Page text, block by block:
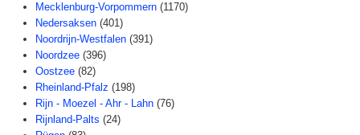
Mecklenburg-Vorpommern (1170)
Nedersaksen (401)
Noordrijn-Westfalen (391)
Noordzee (396)
Oostzee (82)
Rheinland-Pfalz (198)
Rijn - Moezel - Ahr - Lahn (76)
Rijnland-Palts (24)